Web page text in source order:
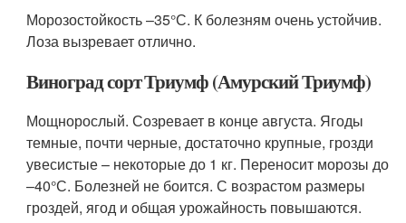
Морозостойкость –35°С. К болезням очень устойчив.
Лоза вызревает отлично.
Виноград сорт Триумф (Амурский Триумф)
Мощнорослый. Созревает в конце августа. Ягоды
темные, почти черные, достаточно крупные, грозди
увесистые – некоторые до 1 кг. Переносит морозы до
–40°С. Болезней не боится. С возрастом размеры
гроздей, ягод и общая урожайность повышаются.